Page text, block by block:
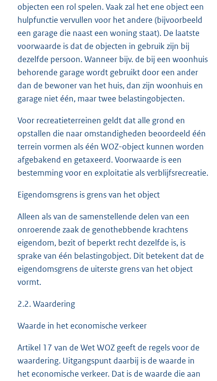
objecten een rol spelen. Vaak zal het ene object een
hulpfunctie vervullen voor het andere (bijvoorbeeld
een garage die naast een woning staat). De laatste
voorwaarde is dat de objecten in gebruik zijn bij
dezelfde persoon. Wanneer bijv. de bij een woonhuis
behorende garage wordt gebruikt door een ander
dan de bewoner van het huis, dan zijn woonhuis en
garage niet één, maar twee belastingobjecten.
Voor recreatieterreinen geldt dat alle grond en
opstallen die naar omstandigheden beoordeeld één
terrein vormen als één WOZ-object kunnen worden
afgebakend en getaxeerd. Voorwaarde is een
bestemming voor en exploitatie als verblijfsrecreatie.
Eigendomsgrens is grens van het object
Alleen als van de samenstellende delen van een
onroerende zaak de genothebbende krachtens
eigendom, bezit of beperkt recht dezelfde is, is
sprake van één belastingobject. Dit betekent dat de
eigendomsgrens de uiterste grens van het object
vormt.
2.2. Waardering
Waarde in het economische verkeer
Artikel 17 van de Wet WOZ geeft de regels voor de
waardering. Uitgangspunt daarbij is de waarde in
het economische verkeer. Dat is de waarde die aan